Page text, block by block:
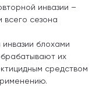
инвазии –
всего сезона
блохами
их
средством